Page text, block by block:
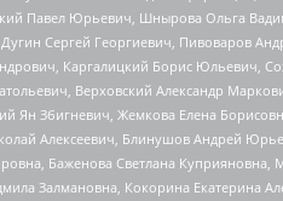
Павел Юрьевич, Шнырова Ольга
Сергей Георгиевич, Пивоваров
Каргалицкий Борис Юльевич,
Верховский Александр
Ян Збигневич, Жемкова Елена
Алексеевич, Блинушов Андрей
Баженова Светлана Куприяновна,
Залмановна, Кокорина Екатерина